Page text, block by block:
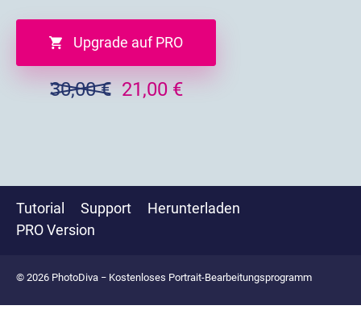
Upgrade auf PRO
30,00 € 21,00 €
Tutorial Support
Herunterladen
PRO Version
© 2026 PhotoDiva − Kostenloses Portrait-Bearbeitungsprogramm